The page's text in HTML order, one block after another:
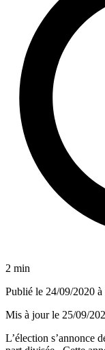
2 min
Publié le 24/09/2020
Mis à jour le 25/09/
L’élection s’annonce